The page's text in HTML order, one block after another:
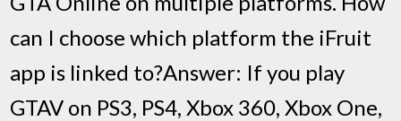
can I choose which platform the iFruit
app is linked to?Answer: If you play
GTAV on PS3, PS4, Xbox 360, Xbox One,